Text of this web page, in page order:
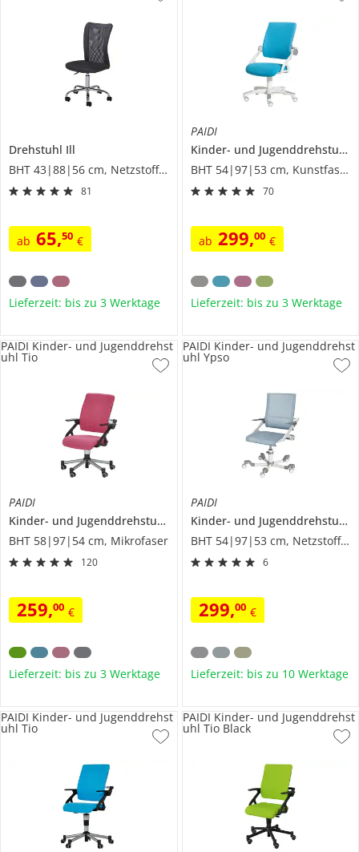
Drehstuhl Ill
BHT 43|88|56 cm, Netzstoff/Mesh
81
ab 65,50 €
Lieferzeit: bis zu 3 Werktage
PAIDI
Kinder- und Jugenddrehstuhl
BHT 54|97|53 cm, Kunstfaser
70
ab 299,00 €
Lieferzeit: bis zu 3 Werktage
PAIDI
Kinder- und Jugenddrehstuhl
BHT 58|97|54 cm, Mikrofaser
120
259,00 €
PAIDI Kinder- und Jugenddrehst
uhl Tio
Lieferzeit: bis zu 3 Werktage
PAIDI
Kinder- und Jugenddrehstuhl
BHT 54|97|53 cm, Netzstoff/Mesh
6
299,00 €
PAIDI Kinder- und Jugenddrehst
uhl Ypso
Lieferzeit: bis zu 10 Werktage
PAIDI Kinder- und Jugenddrehst
uhl Tio
PAIDI Kinder- und Jugenddrehst
uhl Tio Black